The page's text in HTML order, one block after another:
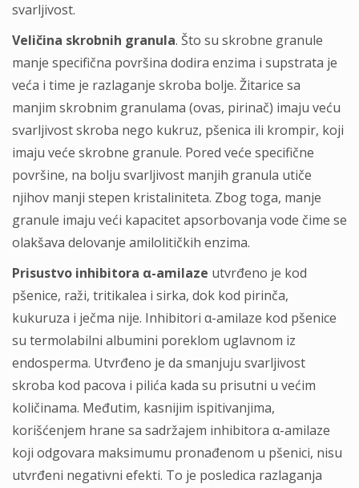
svarljivost.
Veličina skrobnih granula. Što su skrobne granule
manje specifična površina dodira enzima i supstrata je
veća i time je razlaganje skroba bolje. Žitarice sa
manjim skrobnim granulama (ovas, pirinač) imaju veću
svarljivost skroba nego kukruz, pšenica ili krompir, koji
imaju veće skrobne granule. Pored veće specifične
površine, na bolju svarljivost manjih granula utiče
njihov manji stepen kristaliniteta. Zbog toga, manje
granule imaju veći kapacitet apsorbovanja vode čime se
olakšava delovanje amilolitičkih enzima.
Prisustvo inhibitora α-amilaze utvrđeno je kod
pšenice, raži, tritikalea i sirka, dok kod pirinča,
kukuruza i ječma nije. Inhibitori α-amilaze kod pšenice
su termolabilni albumini poreklom uglavnom iz
endosperma. Utvrđeno je da smanjuju svarljivost
skroba kod pacova i pilića kada su prisutni u većim
količinama. Međutim, kasnijim ispitivanjima,
korišćenjem hrane sa sadržajem inhibitora α-amilaze
koji odgovara maksimumu pronađenom u pšenici, nisu
utvrđeni negativni efekti. To je posledica razlaganja